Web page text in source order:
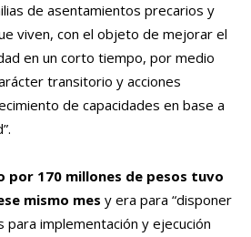
de asentamientos precarios y
viven, con el objeto de mejorar el
en un corto tiempo, por medio
transitorio y acciones
de capacidades en base a
por 170 millones de pesos tuvo
mismo mes y era para “disponer
implementación y ejecución